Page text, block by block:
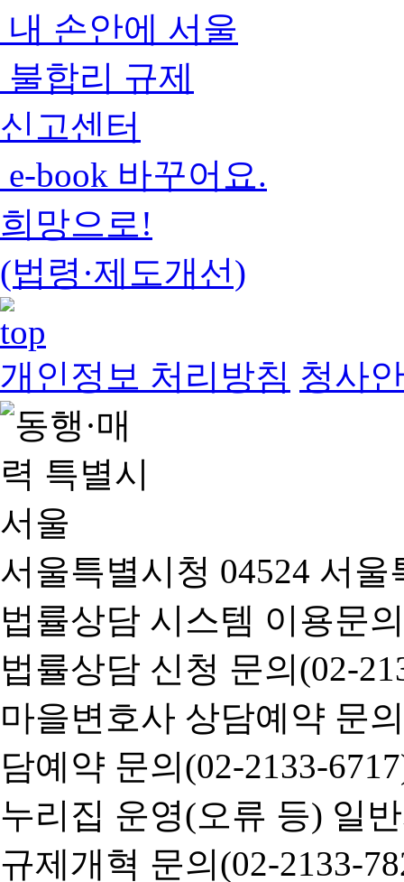
내 손안에 서울
불합리 규제
신고센터
e-book 바꾸어요.
희망으로!
(법령·제도개선)
개인정보 처리방침 청사
서울특별시청 04524 서
법률상담 시스템 이용문
법률상담 신청 문의(02-
마을변호사 상담예약 문
담예약 문의(02-2133-
누리집 운영(오류 등) 일
규제개혁 문의(02-2133-